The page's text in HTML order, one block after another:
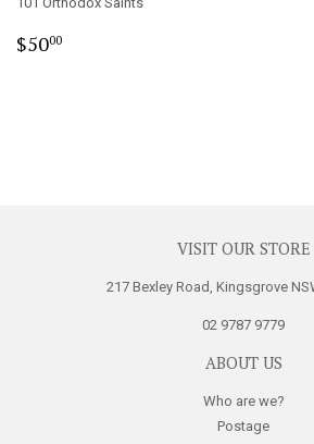
Regular
$5000
VISIT OUR STORE
217 Bexley Road, Kingsgrove
02 9787 9779
ABOUT US
Who are we?
Postage